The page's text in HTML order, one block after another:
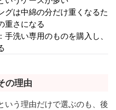
グは中綿の分だけ重くなるた
重さになる
：手洗い専用のものを購入し、
の理由
いう理由だけで選ぶのも、後